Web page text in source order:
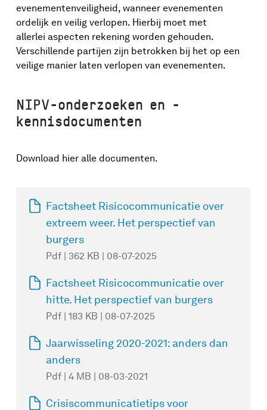
evenementenveiligheid, wanneer evenementen
ordelijk en veilig verlopen. Hierbij moet met
allerlei aspecten rekening worden gehouden.
Verschillende partijen zijn betrokken bij het op een
veilige manier laten verlopen van evenementen.
NIPV-onderzoeken en -
kennisdocumenten
Download hier alle documenten.
Factsheet Risicocommunicatie over
extreem weer. Het perspectief van
burgers
Pdf | 362 KB | 08-07-2025
Factsheet Risicocommunicatie over
hitte. Het perspectief van burgers
Pdf | 183 KB | 08-07-2025
Jaarwisseling 2020-2021: anders dan
anders
Pdf | 4 MB | 08-03-2021
Crisiscommunicatietips voor